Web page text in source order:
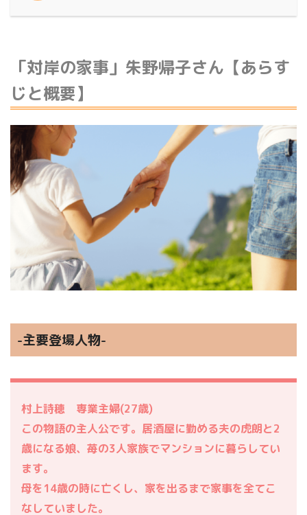
「対岸の家事」朱野帰子さん【あらす
じと概要】
-主要登場人物-
村上詩穂 専業主婦(27歳)
この物語の主人公です。居酒屋に勤める夫の虎朗と2
歳になる娘、苺の3人家族でマンションに暮らしてい
ます。
母を14歳の時に亡くし、家を出るまで家事を全てこ
なしていました。